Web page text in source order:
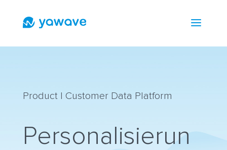
a
Product | Customer Data Platform
Personalisierun